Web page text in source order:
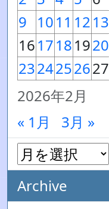
2026年2月
9
1011 1213
1617181920
2324252627
« 1月 3月 »
Archive